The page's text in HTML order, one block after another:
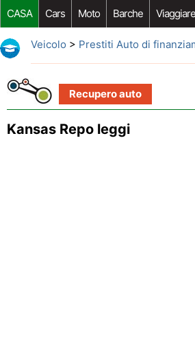
CASA Cars Moto Barche Viaggiare
Riparazione Auto Acquisto Auto Car
Veicolo > Prestiti Auto di
Recupero auto
Kansas Repo leggi